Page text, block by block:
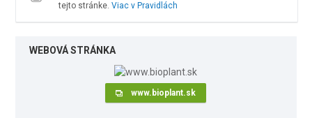
tejto stránke. Viac v Pravidlách
WEBOVÁ STRÁNKA
www.bioplant.sk